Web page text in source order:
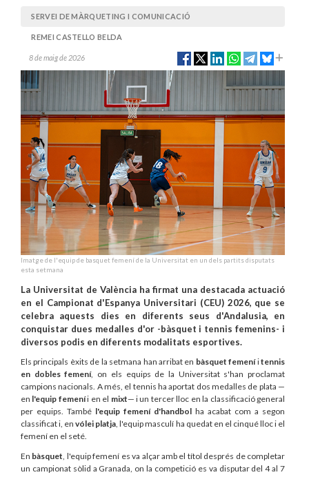
SERVEI DE MÀRQUETING I COMUNICACIÓ
REMEI CASTELLO BELDA
8 de maig de 2026
Imatge de l'equip de basquet femení de la Universitat en un dels partits disputats
esta setmana
La Universitat de València ha firmat una destacada actuació
en el Campionat d'Espanya Universitari (CEU) 2026, que se
celebra aquests dies en diferents seus d'Andalusia, en
conquistar dues medalles d'or -bàsquet i tennis femenins- i
diversos podis en diferents modalitats esportives.
Els principals èxits de la setmana han arribat en bàsquet femeníitennis
en dobles femení, on els equips de la Universitat s'han proclamat
campions nacionals. A més, el tennis ha aportat dos medalles de plata —
en l'equip femeníi en el mixt— i un tercer lloc en la classificació general
per equips. També l'equip femení d'handbol ha acabat com a segon
classificat i, envólei platja , l'equip masculí ha quedat en el cinqué lloc i el
femení en el seté.
En bàsquet , l'equip femení es va alçar amb el títol després de completar
un campionat sòlid a Granada, on la competició es va disputar del 4 al 7